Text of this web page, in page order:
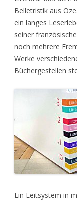
Belletristik aus
ein langes
seiner
noch mehrere
Werke
Büchergestellen
Ein Leitsystem in